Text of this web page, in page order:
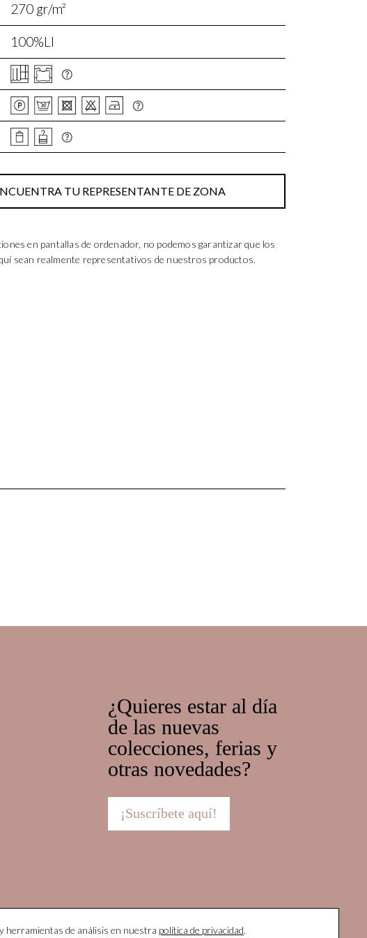
270 gr/m²
100%LI
TU REPRESENTANTE DE ZONA
en pantallas de ordenador, no podemos garantizar que los
sean realmente representativos de nuestros productos.
¿Quieres estar al día
de las nuevas
colecciones, ferias y
otras novedades?
¡Suscríbete aquí!
herramientas de análisis en nuestra política de privacidad.